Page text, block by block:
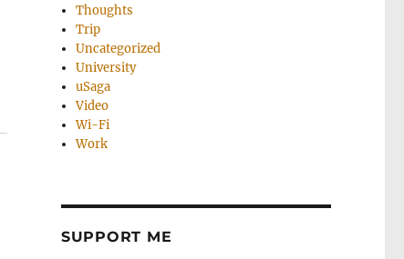
Thoughts
Trip
Uncategorized
University
uSaga
Video
Wi-Fi
Work
SUPPORT ME